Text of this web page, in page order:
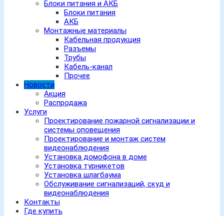
Блоки питания и АКБ
Блоки питания
АКБ
Монтажные материалы
Кабельная продукция
Разъемы
Трубы
Кабель-канал
Прочее
Новости
Акция
Распродажа
Услуги
Проектирование пожарной сигнализации и
системы оповещения
Проектирование и монтаж систем
видеонаблюдения
Установка домофона в доме
Установка турникетов
Установка шлагбаума
Обслуживание сигнализаций, скуд и
видеонаблюдения
Контакты
Где купить